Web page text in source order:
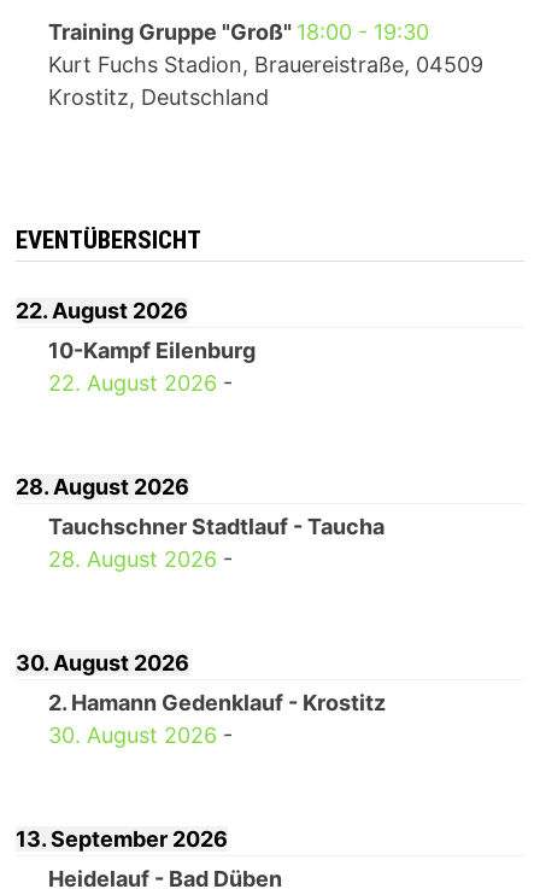
Training Gruppe "Groß" 18:00- 19:30
Kurt Fuchs Stadion, Brauereistraße, 04509
Krostitz, Deutschland
EVENTÜBERSICHT
22. August 2026
10-Kampf Eilenburg
22. August 2026 -
28. August 2026
Tauchschner Stadtlauf - Taucha
28. August 2026 -
30. August 2026
2. Hamann Gedenklauf - Krostitz
30. August 2026 -
13. September 2026
Heidelauf - Bad Düben